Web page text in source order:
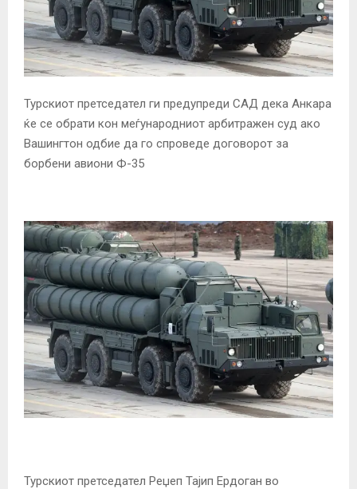
Турскиот претседател ги предупреди САД дека Анкара
ќе се обрати кон меѓународниот арбитражен суд ако
Вашингтон одбие да го спроведе договорот за
борбени авиони Ф-35
Турскиот претседател Реџеп Тајип Ердоган во